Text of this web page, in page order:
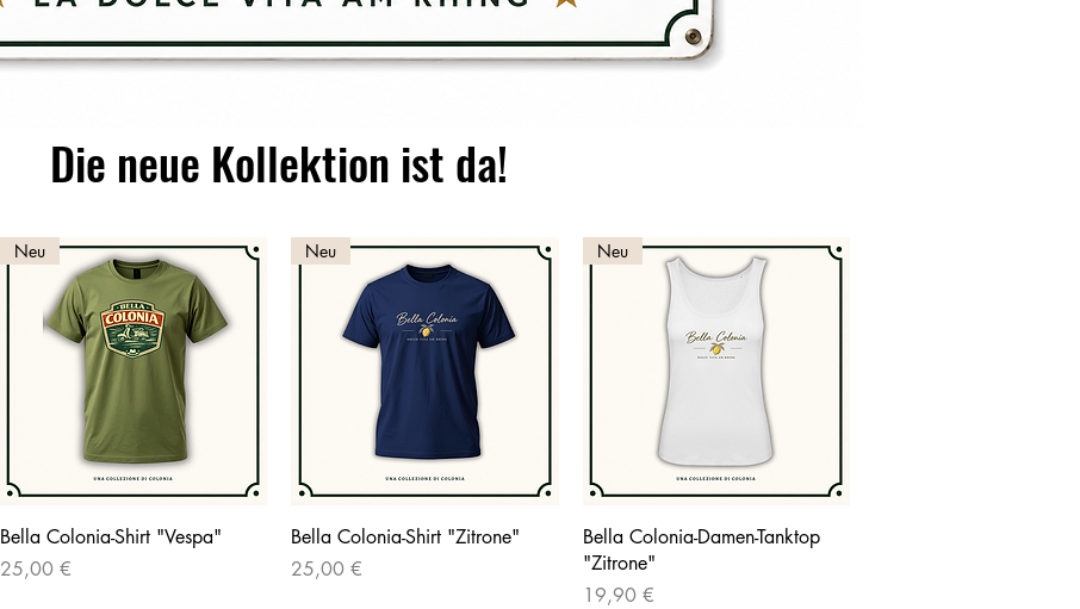
Die neue Kollektion ist da!
Schnellansicht
Neu
Bella Colonia-Shirt "Vespa"
Preis
25,00 €
Schnellansicht
Neu
Bella Colonia-Shirt "Zitrone"
Preis
25,00 €
Schnellansicht
Neu
Bella Colonia-Damen-Tanktop
"Zitrone"
Preis
19,90 €